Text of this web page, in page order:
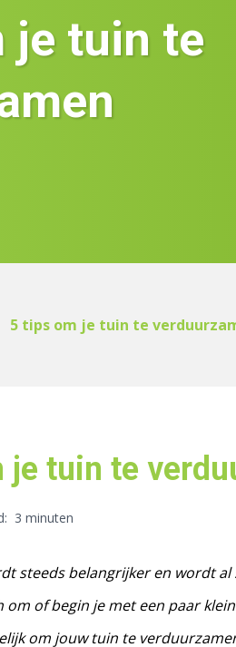
je tuin te
5 tips om je tuin te
je tuin te
3 minuten
steeds belangrijker en wordt
of begin je met een paar
om jouw tuin te